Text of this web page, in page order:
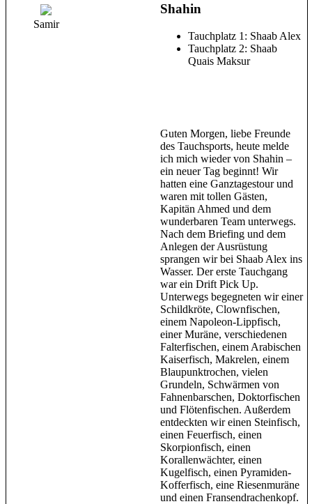
Samir
Shahin
Tauchplatz 1: Shaab Alex
Tauchplatz 2: Shaab
Quais Maksur
Guten Morgen, liebe Freunde
des Tauchsports, heute melde
ich mich wieder von Shahin –
ein neuer Tag beginnt! Wir
hatten eine Ganztagestour und
waren mit tollen Gästen,
Kapitän Ahmed und dem
wunderbaren Team unterwegs.
Nach dem Briefing und dem
Anlegen der Ausrüstung
sprangen wir bei Shaab Alex ins
Wasser. Der erste Tauchgang
war ein Drift Pick Up.
Unterwegs begegneten wir einer
Schildkröte, Clownfischen,
einem Napoleon-Lippfisch,
einer Muräne, verschiedenen
Falterfischen, einem Arabischen
Kaiserfisch, Makrelen, einem
Blaupunktrochen, vielen
Grundeln, Schwärmen von
Fahnenbarschen, Doktorfischen
und Flötenfischen. Außerdem
entdeckten wir einen Steinfisch,
einen Feuerfisch, einen
Skorpionfisch, einen
Korallenwächter, einen
Kugelfisch, einen Pyramiden-
Kofferfisch, eine Riesenmuräne
und einen Fransendrachenkopf.